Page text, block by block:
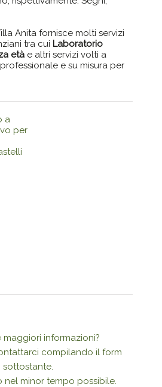
Anita fornisce molti servizi
tra cui Laboratorio
età e altri servizi volti a
e su misura per
a
per
maggiori informazioni?
compilando il form
sottostante.
nel minor tempo possibile.